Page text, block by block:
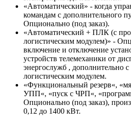
«Автоматический» - когда
командам с дополнительного
Опционально (под заказ).
«Автоматический + ПЛК (с
логистическим модулем)» -
включение и отключение
устройств телемеханики от
энергослужб , дополнительно
логистическим модулем.
«Функциональный резерв«,
УПП«, «пуск с ЧРП«,
Опционально (под заказ),
0,12 до 1400 кВт.